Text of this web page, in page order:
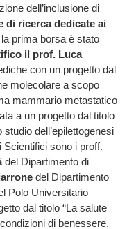
dell’inclusione di
di ricerca dedicate ai
prima borsa è stato
il prof. Luca
con un progetto dal
molecolare a scopo
mammario metastatico
a un progetto dal titolo
dell’epilettogenesi
Scientifici sono i proff.
del Dipartimento di
del Dipartimento
Polo Universitario
dal titolo “La salute
di benessere,